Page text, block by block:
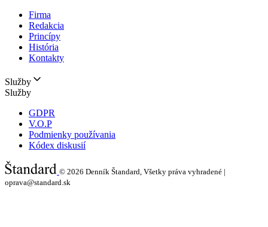
Firma
Redakcia
Princípy
História
Kontakty
Služby
Služby
GDPR
V.O.P
Podmienky používania
Kódex diskusií
© 2026 Denník Štandard, Všetky práva vyhradené |
oprava@standard.sk